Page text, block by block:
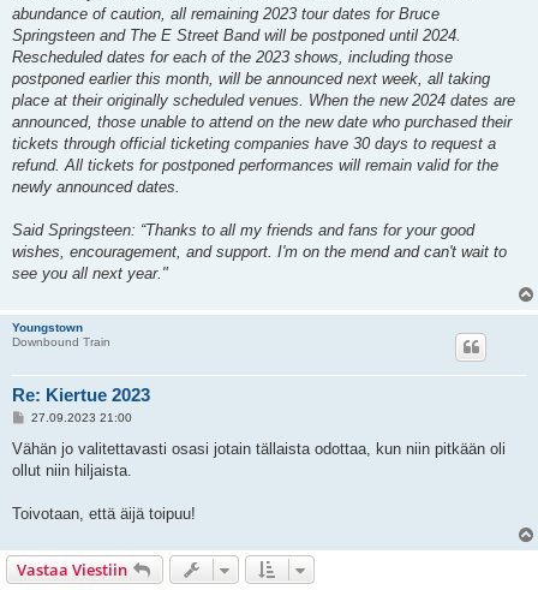
abundance of caution, all remaining 2023 tour dates for Bruce
Springsteen and The E Street Band will be postponed until 2024.
Rescheduled dates for each of the 2023 shows, including those
postponed earlier this month, will be announced next week, all taking
place at their originally scheduled venues. When the new 2024 dates are
announced, those unable to attend on the new date who purchased their
tickets through official ticketing companies have 30 days to request a
refund. All tickets for postponed performances will remain valid for the
newly announced dates.
Said Springsteen: “Thanks to all my friends and fans for your good
wishes, encouragement, and support. I'm on the mend and can't wait to
see you all next year."
Youngstown
Downbound Train
Re: Kiertue 2023
V
e
t
27.09.2023 21:00
Vähän jo valitettavasti osasi jotain tällaista odottaa, kun niin pitkään oli
ollut niin hiljaista.
Toivotaan, että äijä toipuu!
Vastaa Viestiin